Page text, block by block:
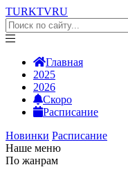
TURKTVRU
Главная
2025
2026
Скоро
Расписание
Новинки Расписание
Наше меню
По жанрам